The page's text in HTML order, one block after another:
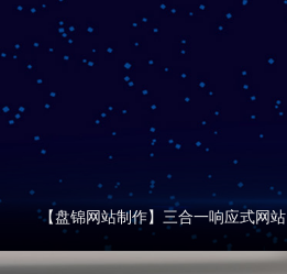
【盘锦网站制作】三合一响应式网